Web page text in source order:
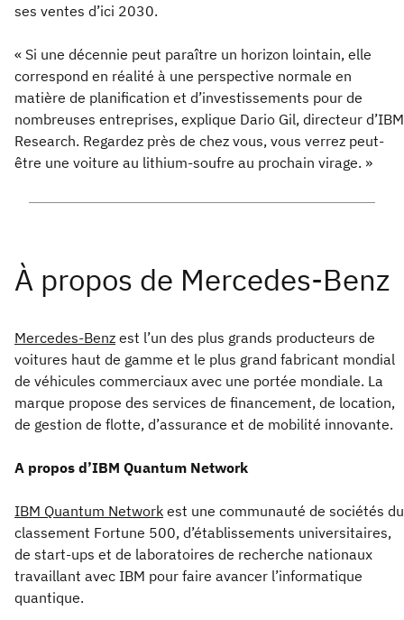
ses ventes d’ici 2030.
« Si une décennie peut paraître un horizon lointain, elle
correspond en réalité à une perspective normale en
matière de planification et d’investissements pour de
nombreuses entreprises, explique Dario Gil, directeur d’IBM
Research. Regardez près de chez vous, vous verrez peut-
être une voiture au lithium-soufre au prochain virage. »
Mercedes-Benz est l’un des plus grands producteurs de
voitures haut de gamme et le plus grand fabricant mondial
de véhicules commerciaux avec une portée mondiale. La
marque propose des services de financement, de location,
de gestion de flotte, d’assurance et de mobilité innovante.
A propos d’IBM Quantum Network
IBM Quantum Network est une communauté de sociétés du
classement Fortune 500, d’établissements universitaires,
de start-ups et de laboratoires de recherche nationaux
travaillant avec IBM pour faire avancer l’informatique
quantique.